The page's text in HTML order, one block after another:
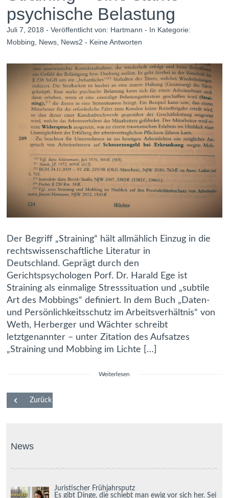
psychische Belastung
Juli 7, 2018 - Veröffentlicht von: Hartmann - In Kategorie:
Mobbing, News, News2 - Keine Antworten
Der Begriff „Straining“ hält allmählich Einzug in die
rechtswissenschaftliche Literatur in
Deutschland. Geprägt durch den
Gerichtspsychologen Porf. Dr. Harald Ege ist
Straining als einmalige Stresssituation und „subtile
Art des Mobbings“ definiert. In dem Buch „Daten-
und Persönlichkeitsschutz im Arbeitsverhältnis“ von
Weth, Herberger und Wächter schreibt
letztgenannter – unter Zitation des Aufsatzes
„Straining und Mobbing im Lichte […]
Weiterlesen
Zurück
News
Juristischer Frühjahrsputz
Es gibt Dinge, die schiebt man ewig vor sich her. Sei